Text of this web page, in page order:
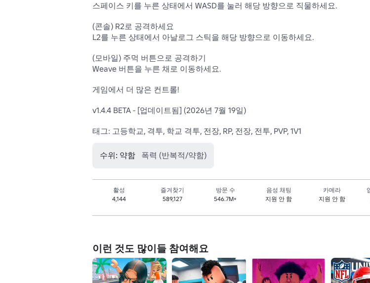
스페이스 키를 누른 상태에서 WASD를 눌러 해당 방향으로 직물하세요.
(콘솔) R2로 공격하세요
L2를 누른 상태에서 아날로그 스틱을 해당 방향으로 이동하세요.
(모바일) 주먹 버튼으로 공격하기
Weave 버튼을 누른 채로 이동하세요.
게임에서 더 많은 컨트롤!
v1.4.4 BETA - [업데이트됨] (2026년 7월 19일)
태그: 고등학교, 격투, 학교 격투, 전장, RP, 전장, 전투, PVP, 1V1
수위: 약함 폭력 (반복적/약함)
활성
4,144
즐겨찾기
589,127
방문 수
546.7M+
음성 채팅
지원 안 함
카메라
지원 안 함
이런 것도 많이들 참여해요